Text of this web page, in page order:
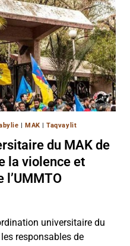
| MAK |Taqvaylit
du MAK de
la violence et
l’UMMTO
universitaire du
responsables de